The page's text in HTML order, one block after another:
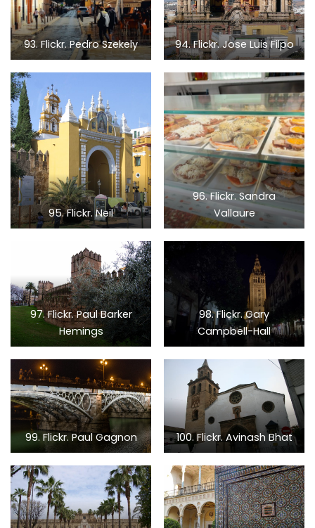
93. Flickr. Pedro Szekely 94. Flickr. Jose Luis Filpo
95. Flickr. Neil
96. Flickr. Sandra
Vallaure
97. Flickr. Paul Barker
Hemings
98. Flickr. Gary
Campbell-Hall
99. Flickr. Paul Gagnon 100. Flickr. Avinash Bhat